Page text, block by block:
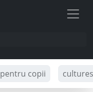
pentru copii